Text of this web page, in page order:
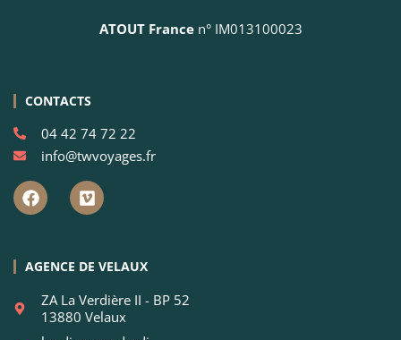
ATOUT Francen° IM013100023
CONTACTS
04 42 74 72 22
info@twvoyages.fr
AGENCE DE VELAUX
ZA La Verdière II - BP 52
13880 Velaux